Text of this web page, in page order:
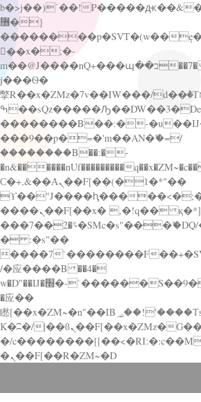
b�>j��)΄��!
޶�}
��������p�SVT�(w��
��x�;�-
m��@J����nQ+���պ��כ��7�Ma�jf��J��ͱ4
j���Ѳ�
撆R��x�ZMz�7v��IW���/d��ٞ�Тז�c�ZM~�ji��
ߒ��sQz�����Ԡ��DW��3�De�n"��M�+/
��������B��:�-
���9��p�=�'m��AN�ޭ�=/
��������B��:�-
�n&������nUf���������q��x�ZM~�
Ϲ�+,&��Ὰܢ��F[��(�1�*"��
ϒ��"J����ԧ���
����ܢ��F[��x� ,�!q�� қ�*]/
���؝�2��7�SMc�s"���ޭ�DQ/�应�ܢ��F_��!
� :�s"��
����7`��������F
/�应����B ��4�
w�D"��IJ�׭�-`������S��9�Dr�ji��EJ߅��gJ
�应��
矁[��x�ZM~�n"��IB؃��!'����Тѕ��+��(m��I
K�ʭ�/|��ϐܢ��F[��x�ZMz�G�� %嬩
�/
�ܢ��F[��R�ZM~�D
down